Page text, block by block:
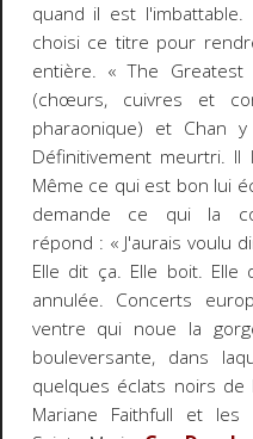
quand il est
choisi ce titre pour
entière. « The
(chœurs, cuivres et
pharaonique) et Chan
Définitivement meurtri.
Même ce qui est bon lui
demande ce qui la
répond : « J'aurais voulu
Elle dit ça. Elle boit. Elle
annulée. Concerts
ventre qui noue la
bouleversante, dans
quelques éclats noirs de
Mariane Faithfull et